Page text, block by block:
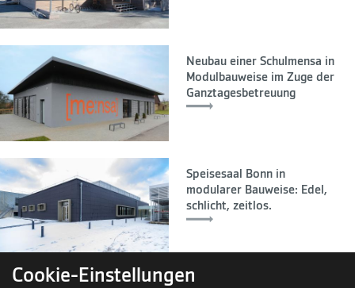
Neubau einer Schulmensa in
Modulbauweise im Zuge der
Ganztagesbetreuung
Speisesaal Bonn in
modularer Bauweise: Edel,
schlicht, zeitlos.
Cookie-Einstellungen